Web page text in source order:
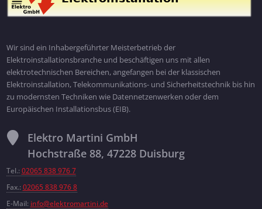
Wir sind ein Inhabergeführter Meisterbetrieb der
Elektroinstallationsbranche und beschäftigen uns mit allen
elektrotechnischen Bereichen, angefangen bei der klassischen
Elektroinstallation, Telekommunikations- und Sicherheitstechnik bis hin
zu modernsten Techniken wie Datennetzenwerken oder dem
Europäischen Installationsbus (EIB).
Elektro Martini GmbH
Hochstraße 88, 47228 Duisburg
Tel.: 02065 838 976 7
Fax.: 02065 838 976 8
E-Mail: info@elektromartini.de